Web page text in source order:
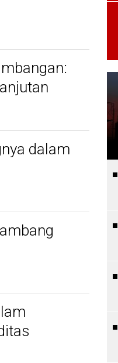
dalam